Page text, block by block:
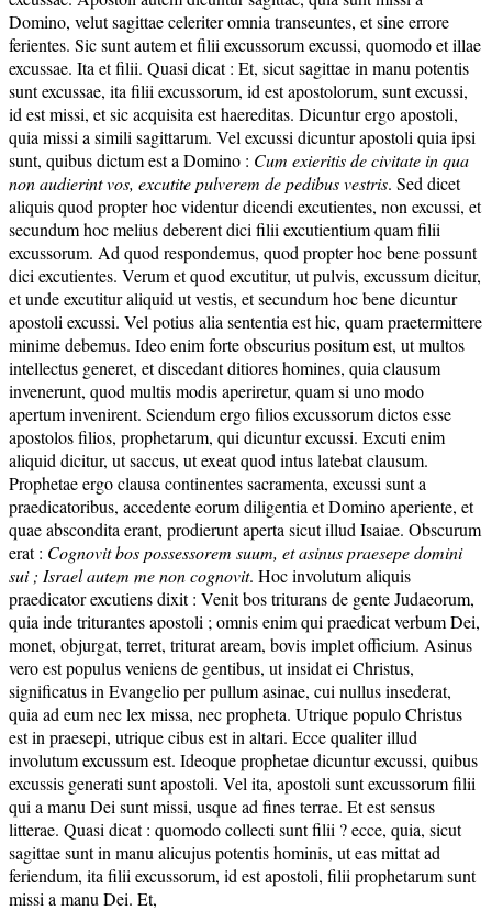
Domino, velut sagittae celeriter omnia transeuntes, et sine errore
ferientes. Sic sunt autem et filii excussorum excussi, quomodo et illae
excussae. Ita et filii. Quasi dicat : Et, sicut sagittae in manu potentis
sunt excussae, ita filii excussorum, id est apostolorum, sunt excussi,
id est missi, et sic acquisita est haereditas. Dicuntur ergo apostoli,
quia missi a simili sagittarum. Vel excussi dicuntur apostoli quia ipsi
sunt, quibus dictum est a Domino : Cum exieritis de civitate in qua
non audierint vos, excutite pulverem de pedibus vestris. Sed dicet
aliquis quod propter hoc videntur dicendi excutientes, non excussi, et
secundum hoc melius deberent dici filii excutientium quam filii
excussorum. Ad quod respondemus, quod propter hoc bene possunt
dici excutientes. Verum et quod excutitur, ut pulvis, excussum dicitur,
et unde excutitur aliquid ut vestis, et secundum hoc bene dicuntur
apostoli excussi. Vel potius alia sententia est hic, quam praetermittere
minime debemus. Ideo enim forte obscurius positum est, ut multos
intellectus generet, et discedant ditiores homines, quia clausum
invenerunt, quod multis modis aperiretur, quam si uno modo
apertum invenirent. Sciendum ergo filios excussorum dictos esse
apostolos filios, prophetarum, qui dicuntur excussi. Excuti enim
aliquid dicitur, ut saccus, ut exeat quod intus latebat clausum.
Prophetae ergo clausa continentes sacramenta, excussi sunt a
praedicatoribus, accedente eorum diligentia et Domino aperiente, et
quae abscondita erant, prodierunt aperta sicut illud Isaiae. Obscurum
erat : Cognovit bos possessorem suum, et asinus praesepe domini
sui ; Israel autem me non cognovit. Hoc involutum aliquis
praedicator excutiens dixit : Venit bos triturans de gente Judaeorum,
quia inde triturantes apostoli ; omnis enim qui praedicat verbum Dei,
monet, objurgat, terret, triturat aream, bovis implet officium. Asinus
vero est populus veniens de gentibus, ut insidat ei Christus,
significatus in Evangelio per pullum asinae, cui nullus insederat,
quia ad eum nec lex missa, nec propheta. Utrique populo Christus
est in praesepi, utrique cibus est in altari. Ecce qualiter illud
involutum excussum est. Ideoque prophetae dicuntur excussi, quibus
excussis generati sunt apostoli. Vel ita, apostoli sunt excussorum filii
qui a manu Dei sunt missi, usque ad fines terrae. Et est sensus
litterae. Quasi dicat : quomodo collecti sunt filii ? ecce, quia, sicut
sagittae sunt in manu alicujus potentis hominis, ut eas mittat ad
feriendum, ita filii excussorum, id est apostoli, filii prophetarum sunt
missi a manu Dei. Et,